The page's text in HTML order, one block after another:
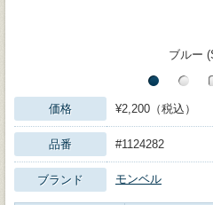
ブルー
価格 ¥2,200（税込）
品番 #1124282
ブランド モンベル